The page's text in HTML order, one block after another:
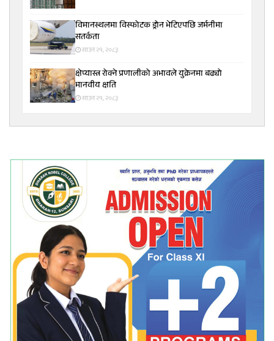
विमानस्थलमा विस्फोटक ड्रोन भेटिएपछि जर्मनीमा
सतर्कता
साउन २१, २०८३
क्षेप्यास्त्र रोक्ने प्रणालीको अभावले युक्रेनमा बढ्यो
मानवीय क्षति
साउन २१, २०८३